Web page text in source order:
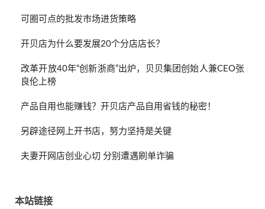
可圈可点的批发市场进货策略
开贝店为什么要发展20个分店店长？
改革开放40年“创新浙商”出炉，贝贝集团创始人兼CEO张
良伦上榜
产品自用也能赚钱？开贝店产品自用省钱的秘密！
另辟途径网上开书店，努力坚持是关键
夫妻开网店创业心切 分别遭遇刷单诈骗
本站链接